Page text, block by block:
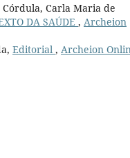
Córdula, Carla Maria de
DA SAÚDE , Archeion
Editorial , Archeion